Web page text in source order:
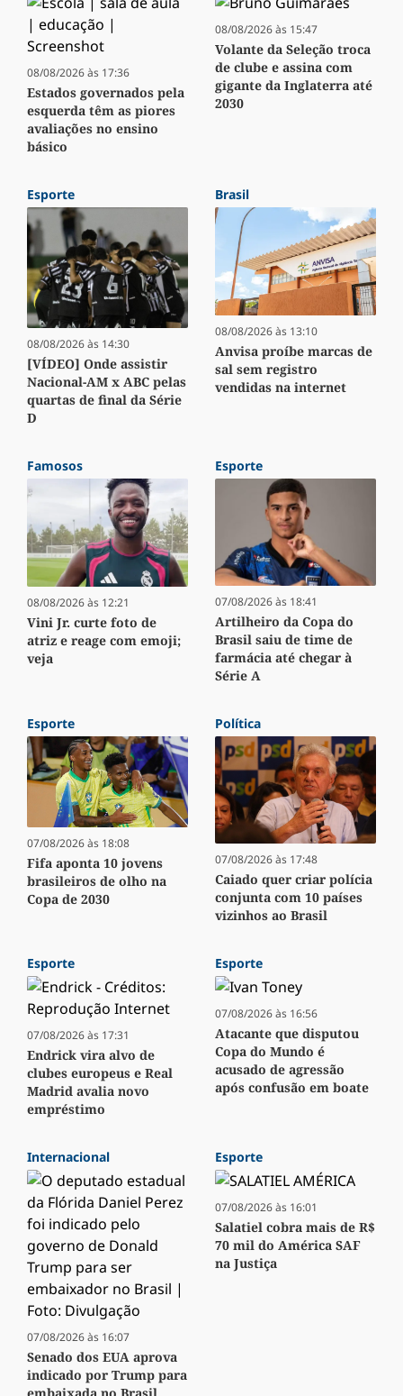
08/08/2026 às 17:36
Estados governados pela
esquerda têm as piores
avaliações no ensino
básico
08/08/2026 às 15:47
Volante da Seleção troca
de clube e assina com
gigante da Inglaterra até
2030
Esporte
08/08/2026 às 14:30
[VÍDEO] Onde assistir
Nacional-AM x ABC pelas
quartas de final da Série
D
Brasil
08/08/2026 às 13:10
Anvisa proíbe marcas de
sal sem registro
vendidas na internet
Famosos
08/08/2026 às 12:21
Vini Jr. curte foto de
atriz e reage com emoji;
veja
Esporte
07/08/2026 às 18:41
Artilheiro da Copa do
Brasil saiu de time de
farmácia até chegar à
Série A
Esporte
07/08/2026 às 18:08
Fifa aponta 10 jovens
brasileiros de olho na
Copa de 2030
Política
07/08/2026 às 17:48
Caiado quer criar polícia
conjunta com 10 países
vizinhos ao Brasil
Esporte
07/08/2026 às 17:31
Endrick vira alvo de
clubes europeus e Real
Madrid avalia novo
empréstimo
Esporte
07/08/2026 às 16:56
Atacante que disputou
Copa do Mundo é
acusado de agressão
após confusão em boate
Internacional
07/08/2026 às 16:07
Senado dos EUA aprova
indicado por Trump para
Esporte
07/08/2026 às 16:01
Salatiel cobra mais de R$
70 mil do América SAF
na Justiça